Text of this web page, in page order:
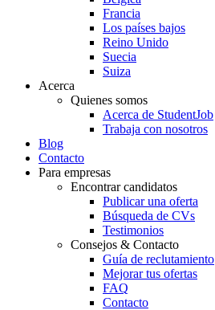
Francia
Los países bajos
Reino Unido
Suecia
Suiza
Acerca
Quienes somos
Acerca de StudentJob
Trabaja con nosotros
Blog
Contacto
Para empresas
Encontrar candidatos
Publicar una oferta
Búsqueda de CVs
Testimonios
Consejos & Contacto
Guía de reclutamiento
Mejorar tus ofertas
FAQ
Contacto